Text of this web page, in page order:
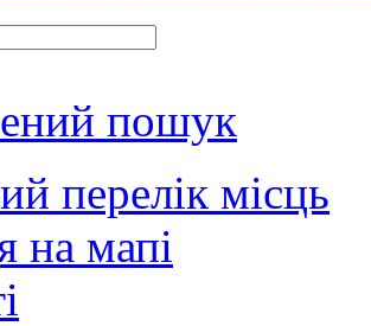
пошук
перелік місць
на мапі